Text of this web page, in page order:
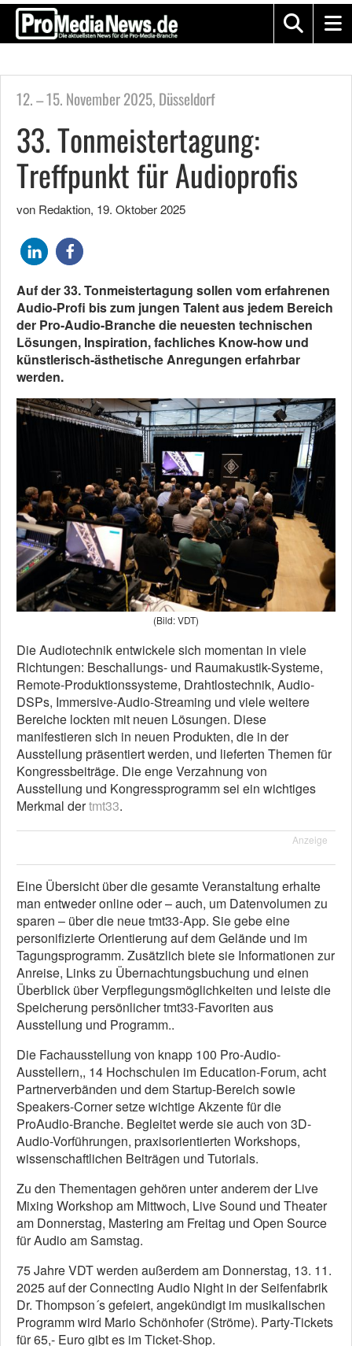
12. – 15. November 2025, Düsseldorf
33. Tonmeistertagung:
Treffpunkt für Audioprofis
von Redaktion, 19. Oktober 2025
Auf der 33. Tonmeistertagung sollen vom erfahrenen
Audio-Profi bis zum jungen Talent aus jedem Bereich
der Pro-Audio-Branche die neuesten technischen
Lösungen, Inspiration, fachliches Know-how und
künstlerisch-ästhetische Anregungen erfahrbar
werden.
(Bild: VDT)
Die Audiotechnik entwickele sich momentan in viele
Richtungen: Beschallungs- und Raumakustik-Systeme,
Remote-Produktionssysteme, Drahtlostechnik, Audio-
DSPs, Immersive-Audio-Streaming und viele weitere
Bereiche lockten mit neuen Lösungen. Diese
manifestieren sich in neuen Produkten, die in der
Ausstellung präsentiert werden, und lieferten Themen für
Kongressbeiträge. Die enge Verzahnung von
Ausstellung und Kongressprogramm sei ein wichtiges
Merkmal dertmt33.
Anzeige
Eine Übersicht über die gesamte Veranstaltung erhalte
man entweder online oder – auch, um Datenvolumen zu
sparen – über die neue tmt33-App. Sie gebe eine
personifizierte Orientierung auf dem Gelände und im
Tagungsprogramm. Zusätzlich biete sie Informationen zur
Anreise, Links zu Übernachtungsbuchung und einen
Überblick über Verpflegungsmöglichkeiten und leiste die
Speicherung persönlicher tmt33-Favoriten aus
Ausstellung und Programm..
Die Fachausstellung von knapp 100 Pro-Audio-
Ausstellern,, 14 Hochschulen im Education-Forum, acht
Partnerverbänden und dem Startup-Bereich sowie
Speakers-Corner setze wichtige Akzente für die
ProAudio-Branche. Begleitet werde sie auch von 3D-
Audio-Vorführungen, praxisorientierten Workshops,
wissenschaftlichen Beiträgen und Tutorials.
Zu den Thementagen gehören unter anderem der Live
Mixing Workshop am Mittwoch, Live Sound und Theater
am Donnerstag, Mastering am Freitag und Open Source
für Audio am Samstag.
75 Jahre VDT werden außerdem am Donnerstag, 13. 11.
2025 auf der Connecting Audio Night in der Seifenfabrik
Dr. Thompson´s gefeiert, angekündigt im musikalischen
Programm wird Mario Schönhofer (Ströme). Party-Tickets
für 65,- Euro gibt es im Ticket-Shop.